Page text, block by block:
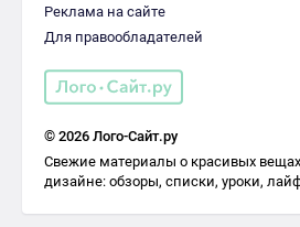
Реклама на сайте
Для правообладателей
© 2026 Лого-Сайт.ру
Свежие материалы о красивых
дизайне: обзоры, списки, уроки,